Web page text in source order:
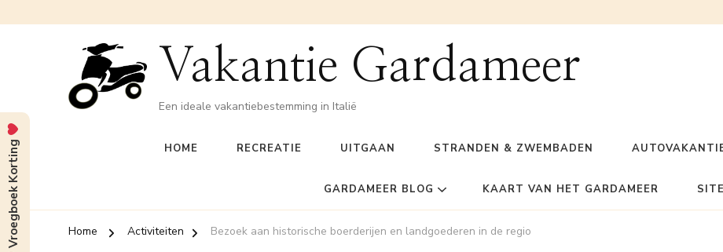
Vakantie Gardameer
Een ideale vakantiebestemming in Italië
HOME RECREATIE UITGAAN STRANDEN & ZWEMBADEN
GARDAMEER BLOG KAART VAN HET GARDAMEER
Home Activiteiten Bezoek aan historische boerderijen en landgoederen in de regio
Vroegboek Korting